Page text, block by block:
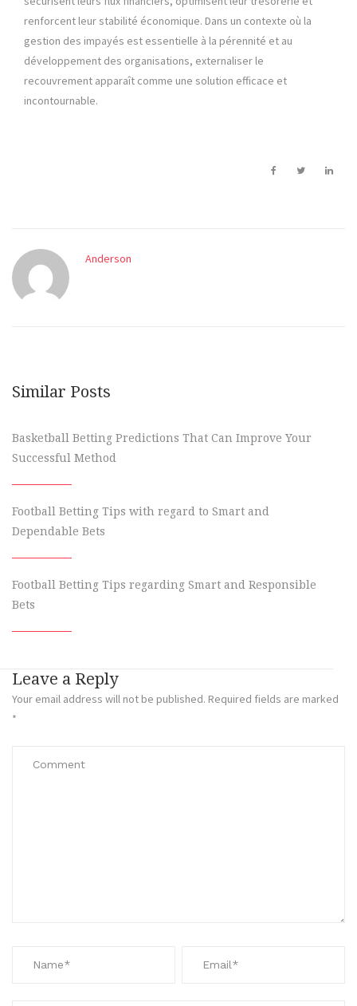
renforcent leur stabilité économique. Dans un contexte où la
gestion des impayés est essentielle à la pérennité et au
développement des organisations, externaliser le
recouvrement apparaît comme une solution efficace et
incontournable.
Anderson
Similar Posts
Basketball Betting Predictions That Can Improve Your
Successful Method
Football Betting Tips with regard to Smart and
Dependable Bets
Football Betting Tips regarding Smart and Responsible
Bets
Leave a Reply
Your email address will not be published. Required fields are marked
*